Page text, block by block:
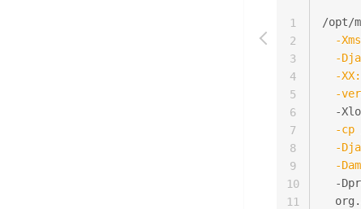
/opt/
-
-
-
-
-
-cp /
-
-
-
1
2
3
4
5
6
7
8
9
10
11